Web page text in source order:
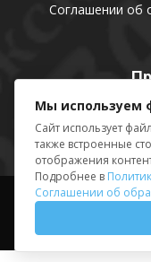
Соглашении об
© АМУ «Редакция
Мы используем
Сайт использует
также встроенные
отображения
Подробнее в
Соглашении об